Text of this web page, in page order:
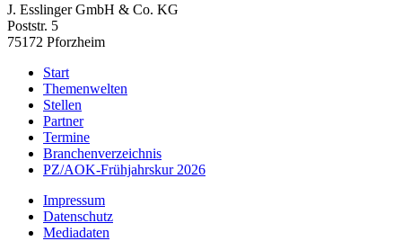
J. Esslinger GmbH & Co. KG
Poststr. 5
75172 Pforzheim
Start
Themenwelten
Stellen
Partner
Termine
Branchenverzeichnis
PZ/AOK-Frühjahrskur 2026
Impressum
Datenschutz
Mediadaten